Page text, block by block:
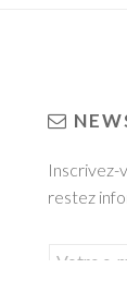
Inscrivez-
restez